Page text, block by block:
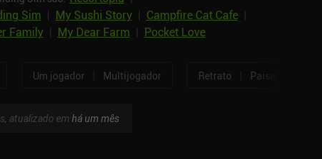
Sim My Sushi Story| Campfire Cat Cafe|
Family| My Dear Farm Pocket Love
Um jogador Multijogador Retrato Paisagem
atualizado em há um mês